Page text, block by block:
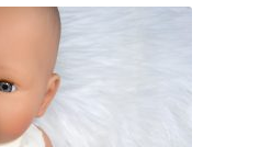
kleding